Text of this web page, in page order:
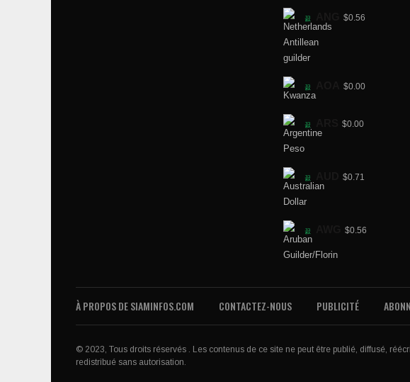
$0.56
$0.00
$0.00
$0.71
$0.56
À PROPOS DE SIAMINFOS.COM CONTACTEZ-NOUS PUBLICITÉ
© 2023, Tous droits réservés . Les contenus de ce site ne peut être publié, diffusé,
redistribué sans autorisation.